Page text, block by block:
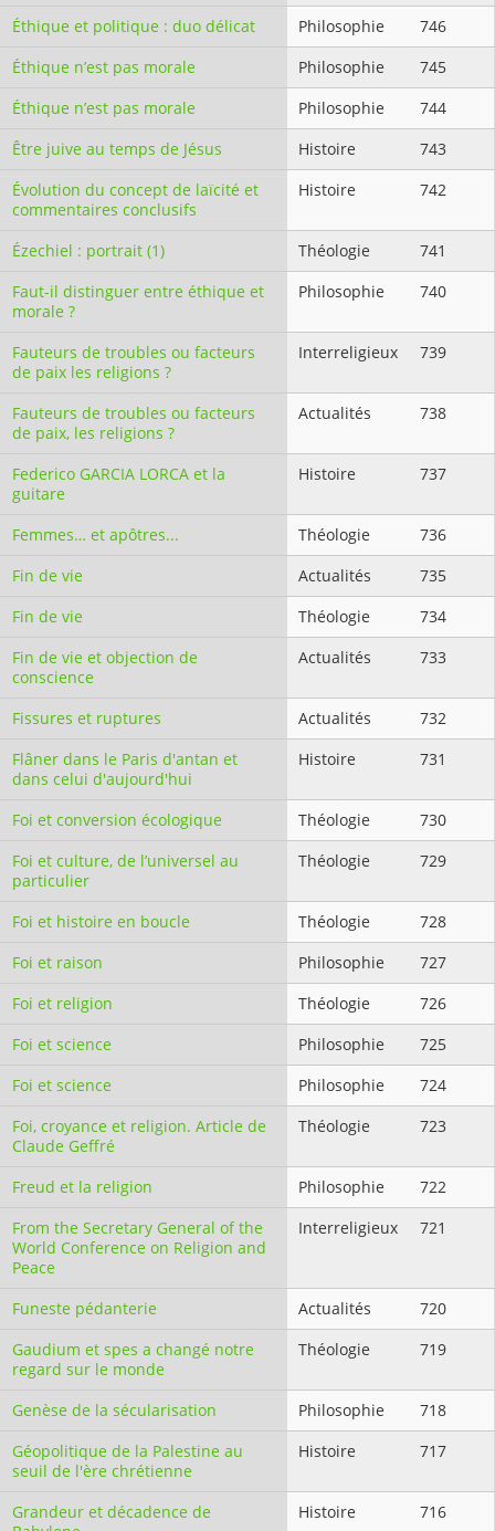
Éthique et politique : duo délicat Philosophie
746
Éthique n’est pas morale
Philosophie
745
Éthique n’est pas morale
Philosophie
744
Être juive au temps de Jésus
Histoire
743
Évolution du concept de laïcité et
commentaires conclusifs
Histoire 742
Ézechiel : portrait (1) Théologie
741
Faut-il distinguer entre éthique et
morale ?
Philosophie 740
Fauteurs de troubles ou facteurs
de paix les religions ?
Interreligieux 739
Fauteurs de troubles ou facteurs
de paix, les religions ?
Actualités 738
Federico GARCIA LORCA et la
guitare
Histoire 737
Femmes… et apôtres... Théologie
736
Fin de vie
Actualités
735
Fin de vie
Théologie
734
Fin de vie et objection de
conscience
Actualités 733
Fissures et ruptures Actualités
732
Flâner dans le Paris d'antan et
dans celui d'aujourd'hui
Histoire 731
Foi et conversion écologique Théologie
730
Foi et culture, de l’universel au
particulier
Théologie 729
Foi et histoire en boucle Théologie
728
Foi et raison
Philosophie
727
Foi et religion
Théologie
726
Foi et science
Philosophie
725
Foi et science
Philosophie
724
Foi, croyance et religion. Article de
Claude Geffré
Théologie 723
Freud et la religion Philosophie
722
From the Secretary General of the
World Conference on Religion and
Peace
Interreligieux 721
Funeste pédanterie Actualités
720
Gaudium et spes a changé notre
regard sur le monde
Théologie 719
Genèse de la sécularisation Philosophie
718
Géopolitique de la Palestine au
seuil de l'ère chrétienne
Histoire 717
Grandeur et décadence de
Histoire 716